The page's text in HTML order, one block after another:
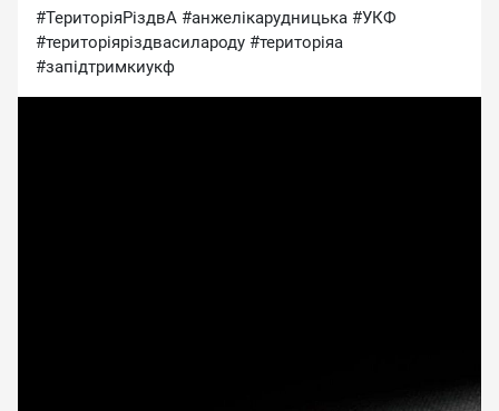
#ТериторіяРіздвА #анжелікарудницька #УКФ
#територіяріздвасилароду #територіяа
#запідтримкиукф